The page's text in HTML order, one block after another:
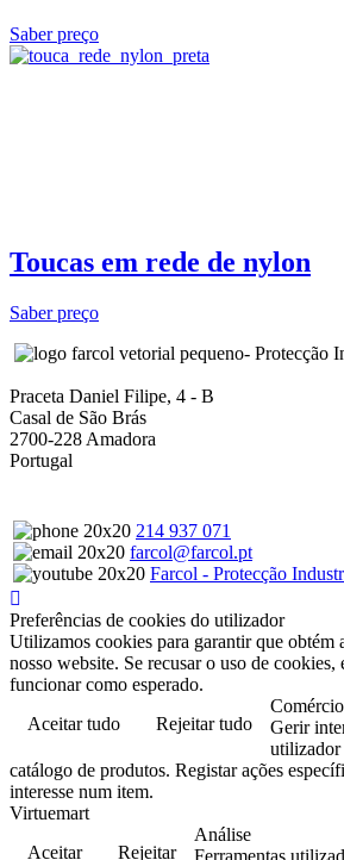
Saber preço
Toucas em rede de nylon
Saber preço
- Protecção
Praceta Daniel Filipe, 4 - B
Casal de São Brás
2700-228 Amadora
Portugal
214 937 071
farcol@farcol.pt
Farcol - Protecção
Preferências de cookies do utilizador
Utilizamos cookies para garantir que obtém
nosso website. Se recusar o uso de cookies,
funcionar como esperado.
Aceitar tudo
Rejeitar tudo
Gerir
utilizador
catálogo de produtos. Registar ações
interesse num item.
Virtuemart
Aceitar
Rejeitar
Análise